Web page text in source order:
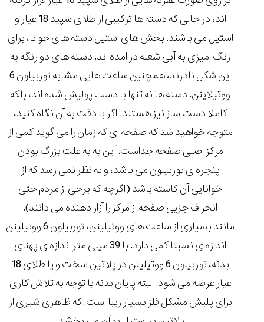
اند، در حالی که دسته ها ترکیبی از طلای سپید 18 عیار و
استیل می باشند. بخش های استیل دسته های خوانا، برای
رنگ امیزی به آبی شعله در امده اند. دسته های دو رنگه به
این شکل نادرند، همچنین ساعت هایی مشابه توربیلون 6
ووتیلاینن. دسته ها نه تنها با دست پولیش شده اند، بلکه
کاملا دست ساز نیز هستند. اگر با دقت به آن نگاه کنید،
متوجه خواهید شد که صفحه ای که زمان را می گوید کمی از
مرکز اصلی صفحه جداست. آین به به علت بزرگ بودن
پنجره ی توربیلون می باشد، و به نظر نمی رسد که از
خوانایی آن کاسته باشد (اگرچه که برخی از مردم حتی
انحراف جزیی صفحه از مرکز را آزار دهنده می دانند).
مانند بسیاری از ساعت های ووتیلینن، توربیلون 6 ووتیلینن
اندازه ی نسبتا کمی دارد. با 39 میلی متر اندازه ی پهنای
بدنه، توربیلون 6 ووتیلینن در پلاتین سخت و یا طلای 18
عیار عرضه می شود. البته پایان بدنه با توجه به تلاش کاری
برای پلیش مشکل فلز بسیار زیبا است. که ظاهری شیری از